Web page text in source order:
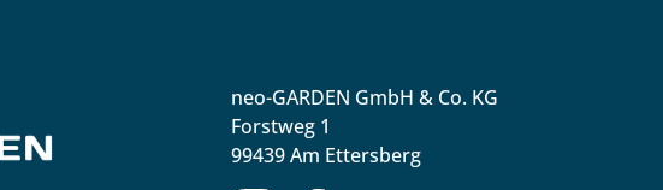
neo-GARDEN GmbH & Co. KG
Forstweg 1
99439 Am Ettersberg